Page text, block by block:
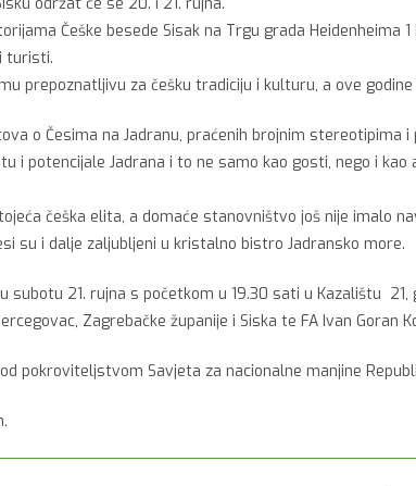
Češke besede Sisak na Trgu grada Heidenheima
turisti.
prepoznatljivu za češku tradiciju i kulturu, a ove
o Česima na Jadranu, praćenih brojnim
i potencijale Jadrana i to ne samo kao gosti, nego i
češka elita, a domaće stanovništvo još nije imalo
su i dalje zaljubljeni u kristalno bistro Jadransko more.
subotu 21. rujna s početkom u 19.30 sati u Kazalištu
Zagrebačke županije i Siska te FA Ivan Goran
pokroviteljstvom Savjeta za nacionalne manjine